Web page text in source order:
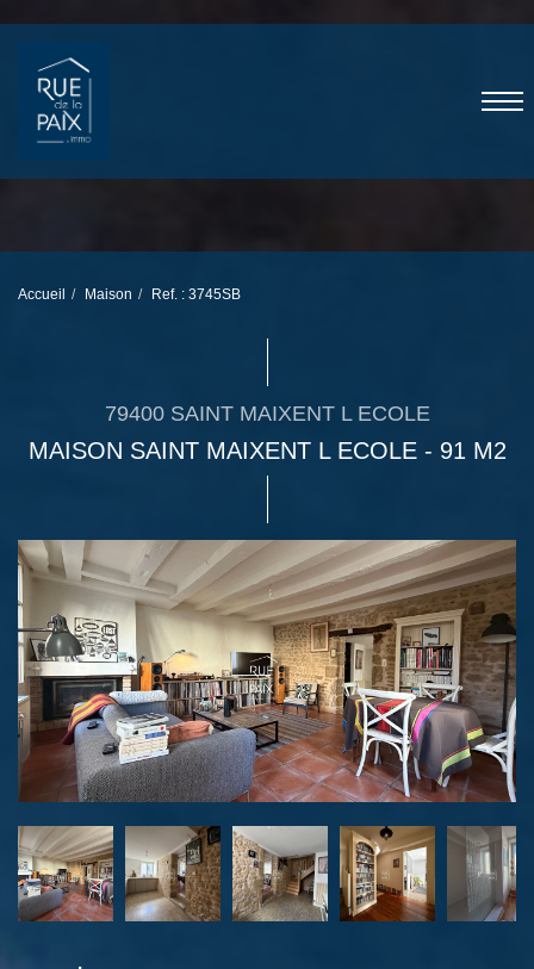
Accueil Maison Ref. : 3745SB
79400 SAINT MAIXENT L ECOLE
MAISON SAINT MAIXENT L ECOLE - 91 M2